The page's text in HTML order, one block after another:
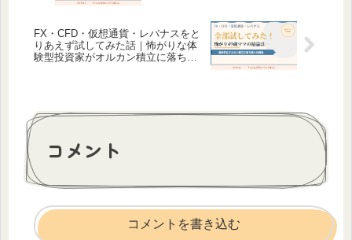
FX・CFD・仮想通貨・レバナスをと
りあえず試してみた話｜怖がりな体
験型投資家がオルカン積立に落ち着
コメント
コメントを書き込む